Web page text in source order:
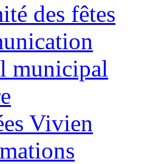
des fêtes
municipal
Vivien